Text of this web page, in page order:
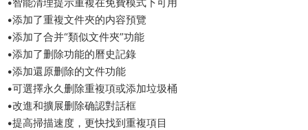
•添加了重複文件夾的内容預覽
•添加了合并“類似文件夾”功能
•添加了删除功能的曆史記錄
•添加還原删除的文件功能
•可選擇永久删除重複項或添加垃圾桶
•改進和擴展删除确認對話框
•提高掃描速度，更快找到重複項目